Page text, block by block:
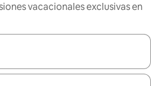
vacacionales exclusivas en
estén disponibles, navega con las